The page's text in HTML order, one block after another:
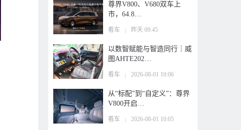
尊界V800、V680双车上
市，64.8…
看车 昨天 09:45
以数智赋能与智造同行｜威
图AHTE202…
看车 2026-08-01 10:06
从“标配”到“自定义”：尊界
V800开启…
看车 2026-08-01 10:05